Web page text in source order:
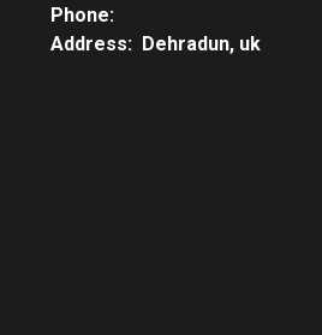
Phone:
Address: Dehradun, uk